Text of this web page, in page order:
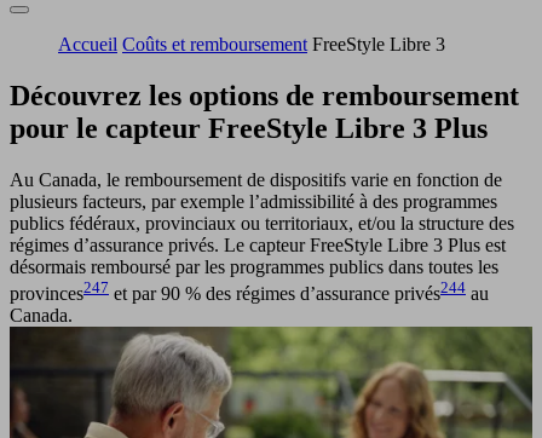
Accueil Coûts et remboursement FreeStyle Libre 3
Découvrez les options de remboursement
pour le capteur FreeStyle Libre 3 Plus
Au Canada, le remboursement de dispositifs varie en fonction de
plusieurs facteurs, par exemple l’admissibilité à des programmes
publics fédéraux, provinciaux ou territoriaux, et/ou la structure des
régimes d’assurance privés. Le capteur FreeStyle Libre 3 Plus est
désormais remboursé par les programmes publics dans toutes les
provinces247 et par 90 % des régimes d’assurance privés244 au
Canada.